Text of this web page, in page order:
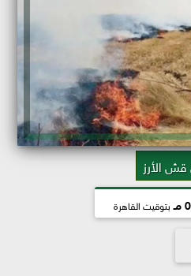
الأرز
بتوقيت القاهرة